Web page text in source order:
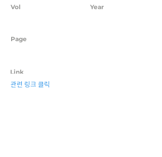
Vol Year
Page
Link
관련 링크 클릭